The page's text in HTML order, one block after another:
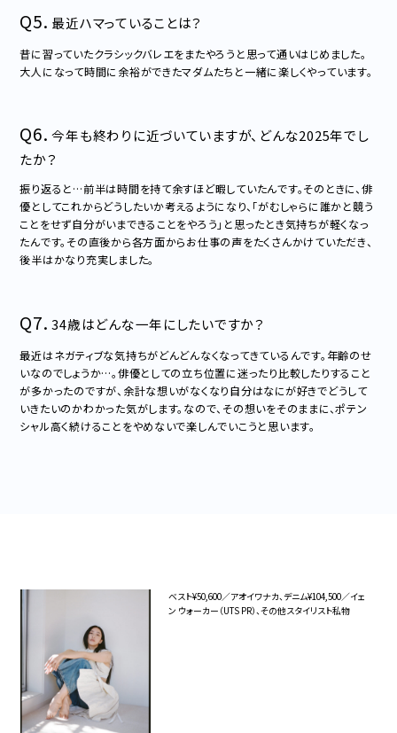
Q5. 最近ハマっていることは？
昔に習っていたクラシックバレエをまたやろうと思って通いはじめました。
大人になって時間に余裕ができたマダムたちと一緒に楽しくやっています。
Q6. 今年も終わりに近づいていますが、どんな2025年でし
たか？
振り返ると…前半は時間を持て余すほど暇していたんです。そのときに、俳
優としてこれからどうしたいか考えるようになり、「がむしゃらに誰かと競う
ことをせず自分がいまできることをやろう」と思ったとき気持ちが軽くなっ
たんです。その直後から各方面からお仕事の声をたくさんかけていただき、
後半はかなり充実しました。
Q7. 34歳はどんな一年にしたいですか？
最近はネガティブな気持ちがどんどんなくなってきているんです。年齢のせ
いなのでしょうか…。俳優としての立ち位置に迷ったり比較したりすること
が多かったのですが、余計な想いがなくなり自分はなにが好きでどうして
いきたいのかわかった気がします。なので、その想いをそのままに、ポテン
シャル高く続けることをやめないで楽しんでいこうと思います。
ベスト¥50,600／アオイワナカ、デニム¥104,500／イェ
ン ウォーカー（UTS PR）、その他スタイリスト私物